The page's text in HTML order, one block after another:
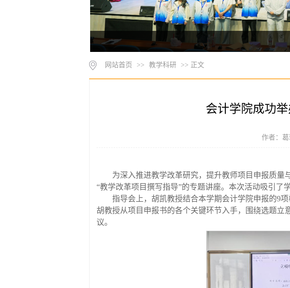
网站首页 >> 教学科研 >> 正文
会计学院成功
作者：葛
为深入推进教学改革研究，提升教师项目申报质量
“教学改革项目撰写指导”的专题讲座。本次活动吸引了
指导会上，胡凯教授结合本学期会计学院申报的9
胡教授从项目申报书的各个关键环节入手，围绕选题
议。